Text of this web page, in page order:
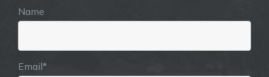
Name
Email*